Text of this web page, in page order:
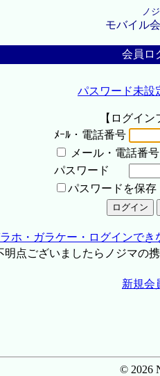
ノ
モバイル
会員ロ
パスワード未設
【ログイン
ﾒｰﾙ・電話番号
メール・電話番
パスワード
パスワードを保存
ホ・ガラケー・ログインで
点ございましたらノジマの
新規会
© 2026